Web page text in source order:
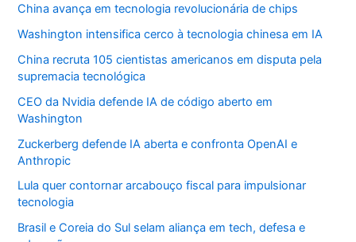
China avança em tecnologia revolucionária de chips
Washington intensifica cerco à tecnologia chinesa em IA
China recruta 105 cientistas americanos em disputa pela
supremacia tecnológica
CEO da Nvidia defende IA de código aberto em
Washington
Zuckerberg defende IA aberta e confronta OpenAI e
Anthropic
Lula quer contornar arcabouço fiscal para impulsionar
tecnologia
Brasil e Coreia do Sul selam aliança em tech, defesa e